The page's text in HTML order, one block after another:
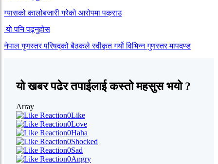
ग्यासको कालोबजारी गरेको आरोपमा पक्राउ
यो पनि पढ्नुहोस
नेपाल गुणस्तर परिषद्को बैठकले स्वीकृत गर्यो विभिन्न गुणस्तर मापदण्ड
यो खबर पढेर तपाईलाई कस्तो महसुस भयो ?
Array
0Like
0Love
0Haha
0Shocked
0Sad
0Angry